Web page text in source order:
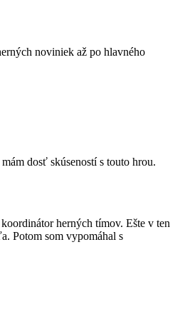
noviniek až po hlavného
dosť skúseností s touto hrou.
herných tímov. Ešte v ten
Potom som vypomáhal s